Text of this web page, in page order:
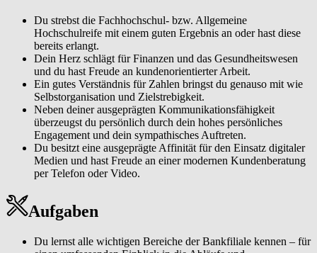
hochdynamischen Marktes und finde passende finanzielle Lösungen
für unsere besonderen Kundinnen und Kunden.
Steige bei der apoBank ein und entwickle dich persönlich und
beruflich weiter.
Unser Duales Studium dauert 3,5 Jahre und bietet dir die ideale
Verbindung zwischen Theorie und Praxis. Während dieser Zeit
lernst du nicht nur die Arbeitswelt einer Bank kennen, sondern
studierst auch an der örtlichen FOM Hochschule für Oekonomie &
Management. Die Studiengebühren übernehmen wir
selbstverständlich vollständig für dich.
Du strebst die Fachhochschul- bzw. Allgemeine
Hochschulreife mit einem guten Ergebnis an oder hast diese
bereits erlangt.
Dein Herz schlägt für Finanzen und das Gesundheitswesen
und du hast Freude an kundenorientierter Arbeit.
Ein gutes Verständnis für Zahlen bringst du genauso mit wie
Selbstorganisation und Zielstrebigkeit.
Neben deiner ausgeprägten Kommunikationsfähigkeit
überzeugst du persönlich durch dein hohes persönliches
Engagement und dein sympathisches Auftreten.
Du besitzt eine ausgeprägte Affinität für den Einsatz digitaler
Medien und hast Freude an einer modernen Kundenberatung
per Telefon oder Video.
Aufgaben
Du lernst alle wichtigen Bereiche der Bankfiliale kennen – für